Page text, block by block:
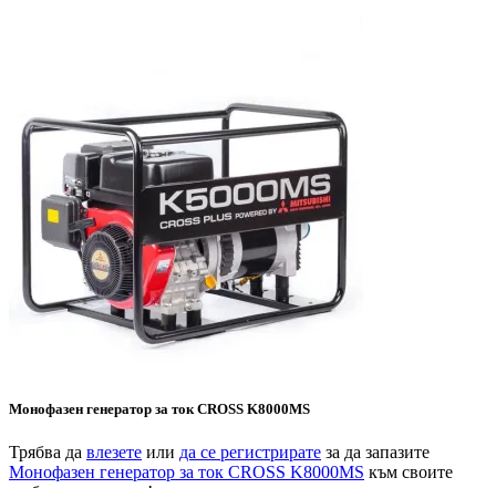
Монофазен генератор за ток CROSS K8000MS
Трябва да влезете или да се регистрирате за да запазите
Монофазен генератор за ток CROSS K8000MS към своите